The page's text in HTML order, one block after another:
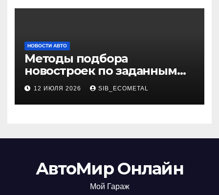
НОВОСТИ АВТО
Методы подбора
новостроек по заданным
критериям
12 ИЮЛЯ 2026 SIB_ECOMETAL
АвтоМир Онлайн
Мой Гараж